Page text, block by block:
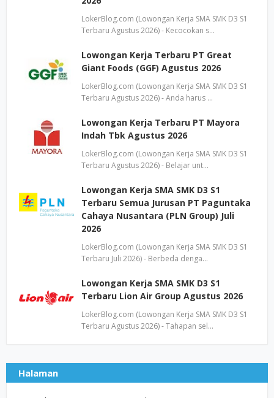
LokerBlog.com (Lowongan Kerja SMA SMK D3 S1
Terbaru Agustus 2026) - Kecocokan s…
Lowongan Kerja Terbaru PT Great
Giant Foods (GGF) Agustus 2026
LokerBlog.com (Lowongan Kerja SMA SMK D3 S1
Terbaru Agustus 2026) - Anda harus …
Lowongan Kerja Terbaru PT Mayora
Indah Tbk Agustus 2026
LokerBlog.com (Lowongan Kerja SMA SMK D3 S1
Terbaru Agustus 2026) - Belajar unt…
Lowongan Kerja SMA SMK D3 S1
Terbaru Semua Jurusan PT Paguntaka
Cahaya Nusantara (PLN Group) Juli
2026
LokerBlog.com (Lowongan Kerja SMA SMK D3 S1
Terbaru Juli 2026) - Berbeda denga…
Lowongan Kerja SMA SMK D3 S1
Terbaru Lion Air Group Agustus 2026
LokerBlog.com (Lowongan Kerja SMA SMK D3 S1
Terbaru Agustus 2026) - Tahapan sel…
Halaman